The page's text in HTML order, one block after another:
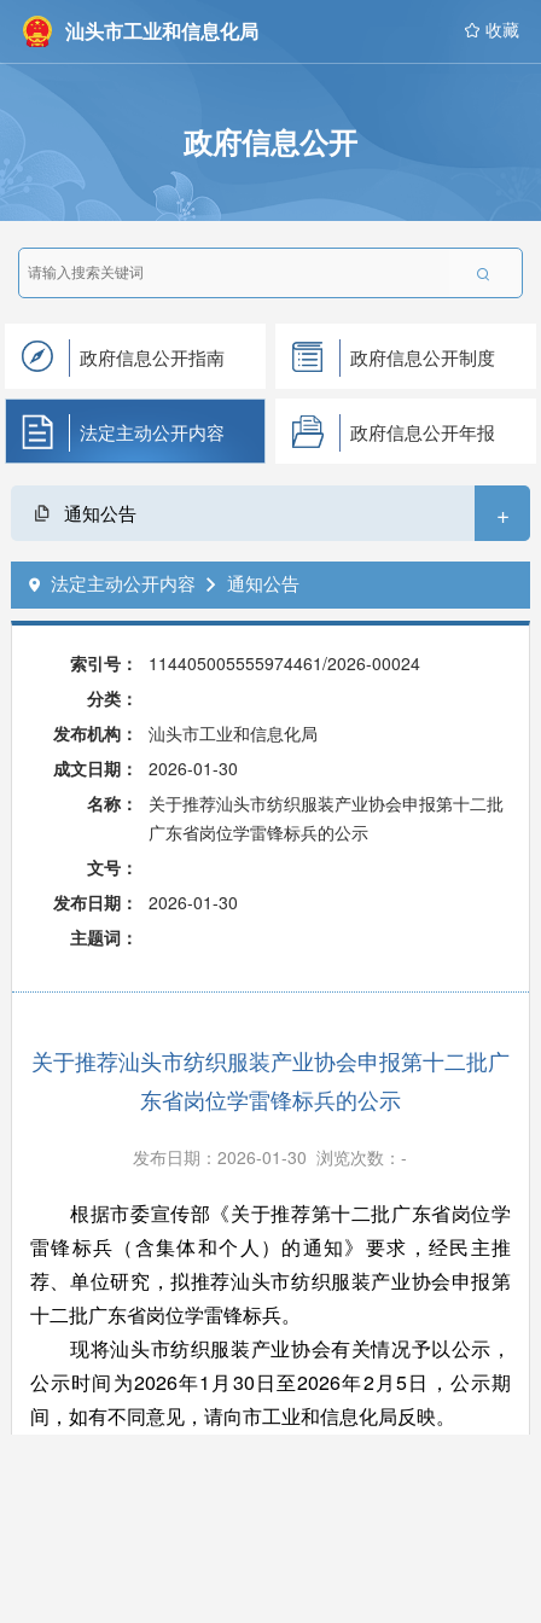
汕头市工业和信息化局  收藏
政府信息公开

政府信息公开指南 政府信息公开制度
法定主动公开内容 政府信息公开年报
通知公告 +
 法定主动公开内容  通知公告
索引号：
114405005555974461/2026-00024
分类：
发布机构：
汕头市工业和信息化局
成文日期：
2026-01-30
名称：
关于推荐汕头市纺织服装产业协会申报第十二批
广东省岗位学雷锋标兵的公示
文号：
发布日期：
2026-01-30
主题词：
关于推荐汕头市纺织服装产业协会申报第十二批广
东省岗位学雷锋标兵的公示
发布日期：2026-01-30 浏览次数：-
根据市委宣传部《关于推荐第十二批广东省岗位学
雷锋标兵（含集体和个人）的通知》要求，经民主推
荐、单位研究，拟推荐汕头市纺织服装产业协会申报第
十二批广东省岗位学雷锋标兵。
现将汕头市纺织服装产业协会有关情况予以公示，
公示时间为2026年1月30日至2026年2月5日，公示期
间，如有不同意见，请向市工业和信息化局反映。